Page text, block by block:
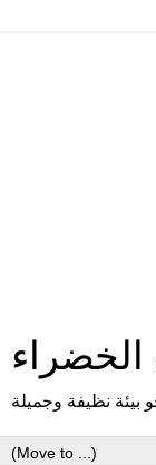
الخضراء
بيئة نظيفة وجميلة